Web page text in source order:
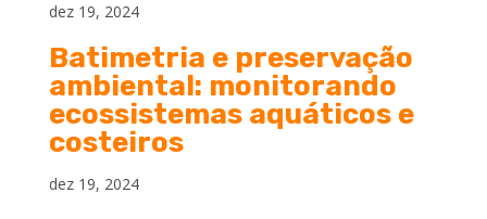
dez 19, 2024
Batimetria e preservação
ambiental: monitorando
ecossistemas aquáticos e
costeiros
dez 19, 2024